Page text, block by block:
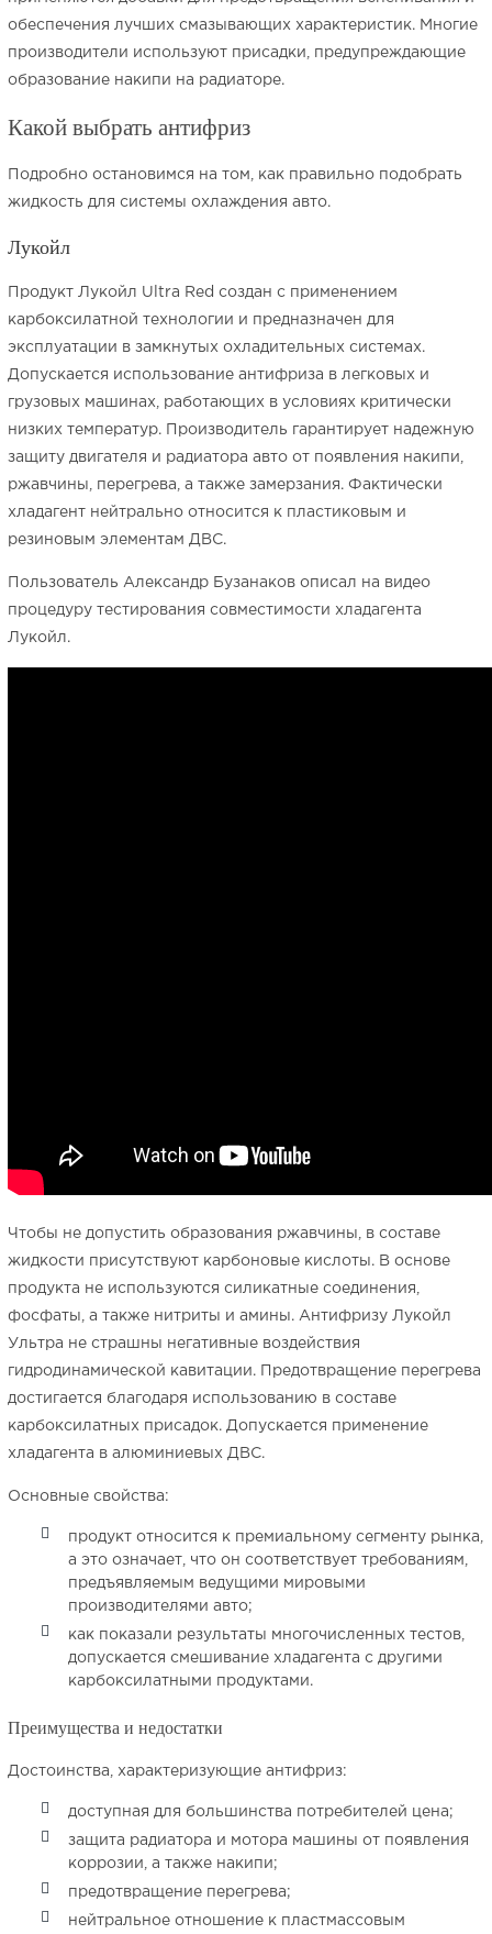
обеспечения лучших смазывающих характеристик. Многие
производители используют присадки, предупреждающие
образование накипи на радиаторе.
Какой выбрать антифриз
Подробно остановимся на том, как правильно подобрать
жидкость для системы охлаждения авто.
Лукойл
Продукт Лукойл Ultra Red создан с применением
карбоксилатной технологии и предназначен для
эксплуатации в замкнутых охладительных системах.
Допускается использование антифриза в легковых и
грузовых машинах, работающих в условиях критически
низких температур. Производитель гарантирует надежную
защиту двигателя и радиатора авто от появления накипи,
ржавчины, перегрева, а также замерзания. Фактически
хладагент нейтрально относится к пластиковым и
резиновым элементам ДВС.
Пользователь Александр Бузанаков описал на видео
процедуру тестирования совместимости хладагента
Лукойл.
Чтобы не допустить образования ржавчины, в составе
жидкости присутствуют карбоновые кислоты. В основе
продукта не используются силикатные соединения,
фосфаты, а также нитриты и амины. Антифризу Лукойл
Ультра не страшны негативные воздействия
гидродинамической кавитации. Предотвращение перегрева
достигается благодаря использованию в составе
карбоксилатных присадок. Допускается применение
хладагента в алюминиевых ДВС.
Основные свойства:
продукт относится к премиальному сегменту рынка,
а это означает, что он соответствует требованиям,
предъявляемым ведущими мировыми
производителями авто;
как показали результаты многочисленных тестов,
допускается смешивание хладагента с другими
карбоксилатными продуктами.
Преимущества и недостатки
Достоинства, характеризующие антифриз:
доступная для большинства потребителей цена;
защита радиатора и мотора машины от появления
коррозии, а также накипи;
предотвращение перегрева;
нейтральное отношение к пластмассовым